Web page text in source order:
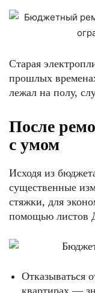
Старая
прошлых
лежал на полу,
После
с умом
Исходя из
существенные
стяжки, для
помощью листов
Отказываться
квартирах —